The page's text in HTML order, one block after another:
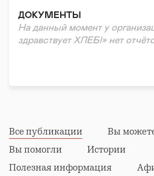
Театральные объединения
Танцевальные/любительские
ДОКУМЕНТЫ
На данный момент у
здравствует ХЛЕБ!» нет
Все публикации
Вы
Вы помогли
Истории
Полезная информация